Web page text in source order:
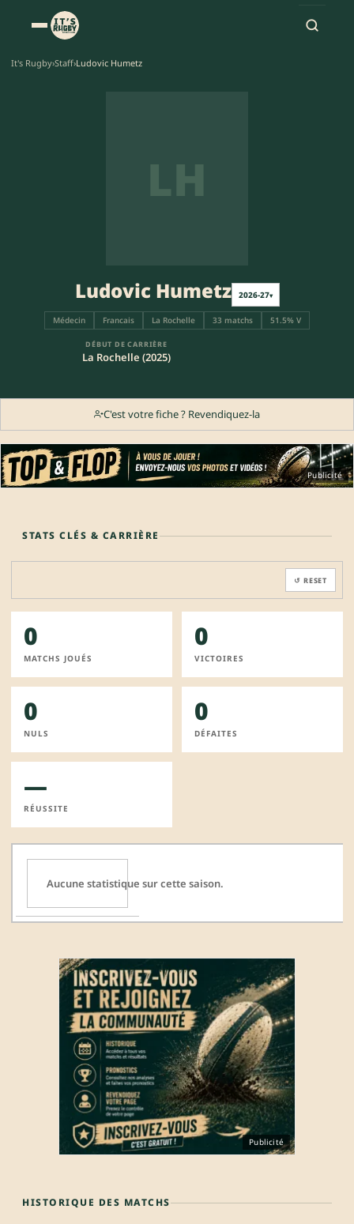
It's Rugby›Staff›Ludovic Humetz
LH
Ludovic Humetz 2026-27▾
Médecin Francais La Rochelle 33 matchs 51.5% V
DÉBUT DE CARRIÈRE
La Rochelle (2025)
C'est votre fiche ? Revendiquez-la
Publicité
STATS CLÉS & CARRIÈRE
↺ RESET
0
MATCHS JOUÉS
0
VICTOIRES
0
NULS
0
DÉFAITES
—
RÉUSSITE
Aucune statistique sur cette saison.
Publicité
HISTORIQUE DES MATCHS